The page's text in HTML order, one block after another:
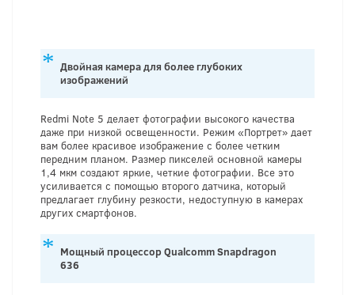
Двойная камера для более глубоких
изображений
Redmi Note 5 делает фотографии высокого качества
даже при низкой освещенности. Режим «Портрет» дает
вам более красивое изображение с более четким
передним планом. Размер пикселей основной камеры
1,4 мкм создают яркие, четкие фотографии. Все это
усиливается с помощью второго датчика, который
предлагает глубину резкости, недоступную в камерах
других смартфонов.
Мощный процессор Qualcomm Snapdragon
636